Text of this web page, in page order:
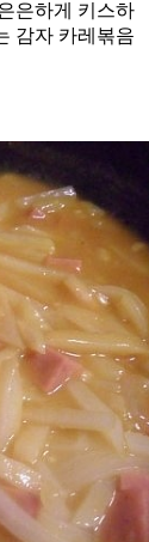
은하게 키스하
감자 카레볶음